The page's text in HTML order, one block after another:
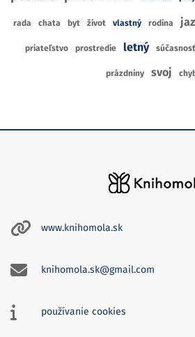
rada chata byt život vlastný rodina
priateľstvo prostredie letný súčasnosť
prázdniny svoj
www.knihomola.sk
knihomola.sk@gmail.com
používanie cookies